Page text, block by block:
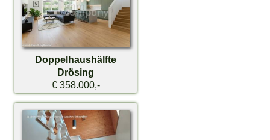
Doppelhaushälfte
Drösing
€ 358.000,-